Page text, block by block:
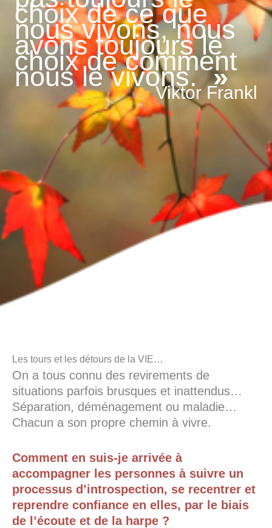
choix de ce que
nous vivons, nous
avons toujours le
choix de comment
nous le vivons.»
Viktor Frankl
Les tours et les détours de la VIE…
On a tous connu des revirements de
situations parfois brusques et inattendus…
Séparation, déménagement ou maladie…
Chacun a son propre chemin à vivre.
Comment en suis-je arrivée à
accompagner les personnes à suivre un
processus d’introspection, se recentrer et
reprendre confiance en elles, par le biais
de l’écoute et de la harpe ?